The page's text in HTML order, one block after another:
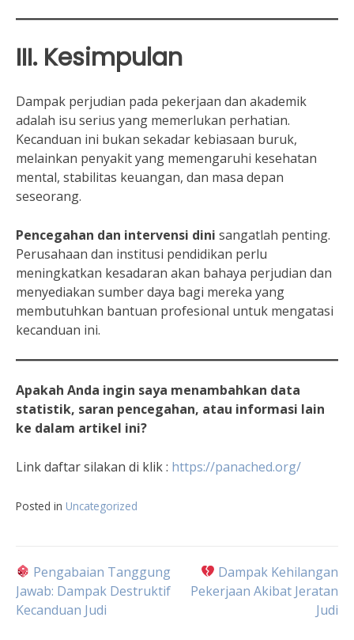
III. Kesimpulan
Dampak perjudian pada pekerjaan dan akademik
adalah isu serius yang memerlukan perhatian.
Kecanduan ini bukan sekadar kebiasaan buruk,
melainkan penyakit yang memengaruhi kesehatan
mental, stabilitas keuangan, dan masa depan
seseorang.
Pencegahan dan intervensi dini sangatlah penting.
Perusahaan dan institusi pendidikan perlu
meningkatkan kesadaran akan bahaya perjudian dan
menyediakan sumber daya bagi mereka yang
membutuhkan bantuan profesional untuk mengatasi
kecanduan ini.
Apakah Anda ingin saya menambahkan data
statistik, saran pencegahan, atau informasi lain
ke dalam artikel ini?
Link daftar silakan di klik : https://panached.org/
Posted in Uncategorized
Navigasi
pos
Pengabaian Tanggung
Jawab: Dampak Destruktif
Kecanduan Judi
Dampak Kehilangan
Pekerjaan Akibat Jeratan
Judi